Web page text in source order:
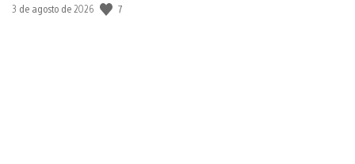
Fecha
3 de agosto de 2026 7